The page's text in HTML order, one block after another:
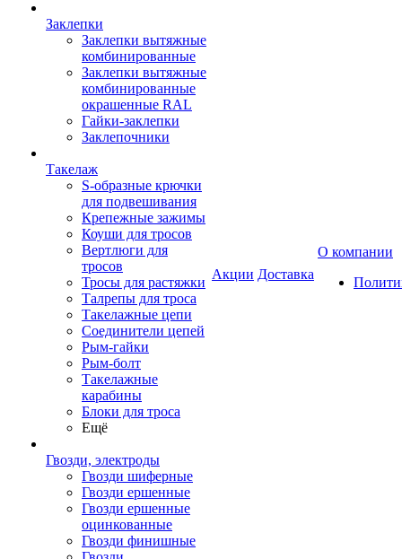
Заклепки
Заклепки вытяжные
комбинированные
Заклепки вытяжные
комбинированные
окрашенные RAL
Гайки-заклепки
Заклепочники
Такелаж
S-образные крючки
для подвешивания
Крепежные зажимы
Коуши для тросов
Вертлюги для
тросов
Тросы для растяжки
Талрепы для троса
Такелажные цепи
Соединители цепей
Рым-гайки
Рым-болт
Такелажные
карабины
Блоки для троса
Ещё
Гвозди, электроды
Гвозди шиферные
Гвозди ершенные
Гвозди ершенные
оцинкованные
Гвозди финишные
Акции Доставка
О компании